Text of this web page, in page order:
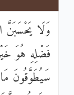
وَلَا يَحْسَبَنَّ
فَضْلِهِ هُوَ
سَيُطَوَّقُونَ مَا